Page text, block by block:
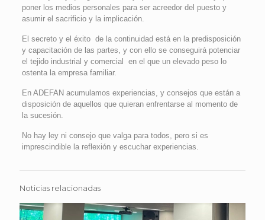
poner los medios personales para ser acreedor del puesto y
asumir el sacrificio y la implicación.
El secreto y el éxito de la continuidad está en la predisposición
y capacitación de las partes, y con ello se conseguirá potenciar
el tejido industrial y comercial en el que un elevado peso lo
ostenta la empresa familiar.
En ADEFAN acumulamos experiencias, y consejos que están a
disposición de aquellos que quieran enfrentarse al momento de
la sucesión.
No hay ley ni consejo que valga para todos, pero si es
imprescindible la reflexión y escuchar experiencias.
Noticias relacionadas